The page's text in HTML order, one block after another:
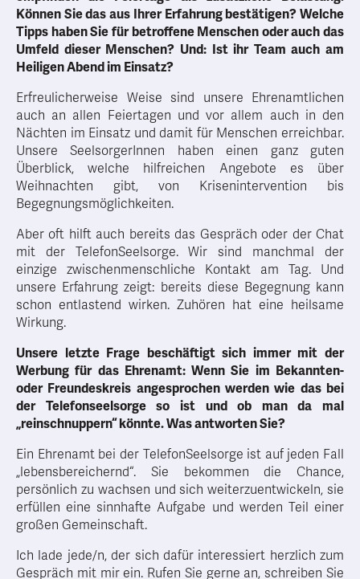
Können Sie das aus Ihrer Erfahrung bestätigen? Welche
Tipps haben Sie für betroffene Menschen oder auch das
Umfeld dieser Menschen? Und: Ist ihr Team auch am
Heiligen Abend im Einsatz?
Erfreulicherweise Weise sind unsere Ehrenamtlichen
auch an allen Feiertagen und vor allem auch in den
Nächten im Einsatz und damit für Menschen erreichbar.
Unsere SeelsorgerInnen haben einen ganz guten
Überblick, welche hilfreichen Angebote es über
Weihnachten gibt, von Krisenintervention bis
Begegnungsmöglichkeiten.
Aber oft hilft auch bereits das Gespräch oder der Chat
mit der TelefonSeelsorge. Wir sind manchmal der
einzige zwischenmenschliche Kontakt am Tag. Und
unsere Erfahrung zeigt: bereits diese Begegnung kann
schon entlastend wirken. Zuhören hat eine heilsame
Wirkung.
Unsere letzte Frage beschäftigt sich immer mit der
Werbung für das Ehrenamt: Wenn Sie im Bekannten-
oder Freundeskreis angesprochen werden wie das bei
der Telefonseelsorge so ist und ob man da mal
„reinschnuppern“ könnte. Was antworten Sie?
Ein Ehrenamt bei der TelefonSeelsorge ist auf jeden Fall
„lebensbereichernd“. Sie bekommen die Chance,
persönlich zu wachsen und sich weiterzuentwickeln, sie
erfüllen eine sinnhafte Aufgabe und werden Teil einer
großen Gemeinschaft.
Ich lade jede/n, der sich dafür interessiert herzlich zum
Gespräch mit mir ein. Rufen Sie gerne an, schreiben Sie